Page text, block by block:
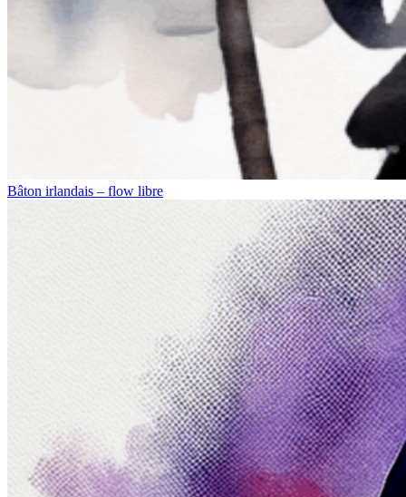
Bâton irlandais – flow libre